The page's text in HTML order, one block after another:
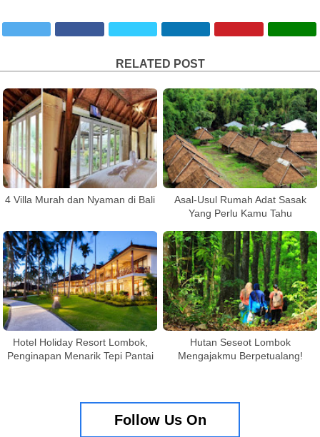
RELATED POST
4 Villa Murah dan Nyaman di Bali
Asal-Usul Rumah Adat Sasak
Yang Perlu Kamu Tahu
Hotel Holiday Resort Lombok,
Penginapan Menarik Tepi Pantai
Hutan Seseot Lombok
Mengajakmu Berpetualang!
Follow Us On